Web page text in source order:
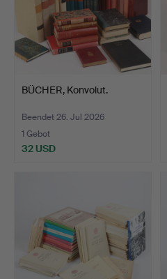
BÜCHER, Konvolut.
Beendet 26. Jul 2026
1 Gebot
32 USD